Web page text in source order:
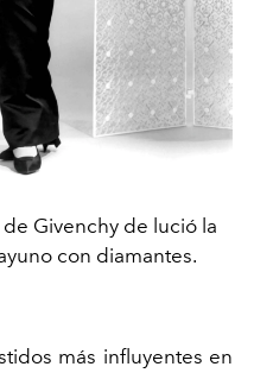
Givenchy de lució la
con diamantes.
más influyentes en